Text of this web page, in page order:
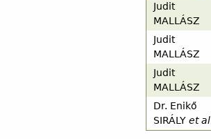
Judit
MALLÁSZ
Judit
MALLÁSZ
Judit
MALLÁSZ
Dr. Enikő
SIRÁLY et al